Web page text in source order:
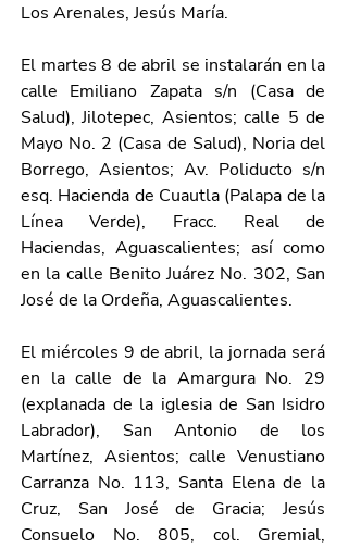
Los Arenales, Jesús María.
El martes 8 de abril se instalarán en la
calle Emiliano Zapata s/n (Casa de
Salud), Jilotepec, Asientos; calle 5 de
Mayo No. 2 (Casa de Salud), Noria del
Borrego, Asientos; Av. Poliducto s/n
esq. Hacienda de Cuautla (Palapa de la
Línea Verde), Fracc. Real de
Haciendas, Aguascalientes; así como
en la calle Benito Juárez No. 302, San
José de la Ordeña, Aguascalientes.
El miércoles 9 de abril, la jornada será
en la calle de la Amargura No. 29
(explanada de la iglesia de San Isidro
Labrador), San Antonio de los
Martínez, Asientos; calle Venustiano
Carranza No. 113, Santa Elena de la
Cruz, San José de Gracia; Jesús
Consuelo No. 805, col. Gremial,